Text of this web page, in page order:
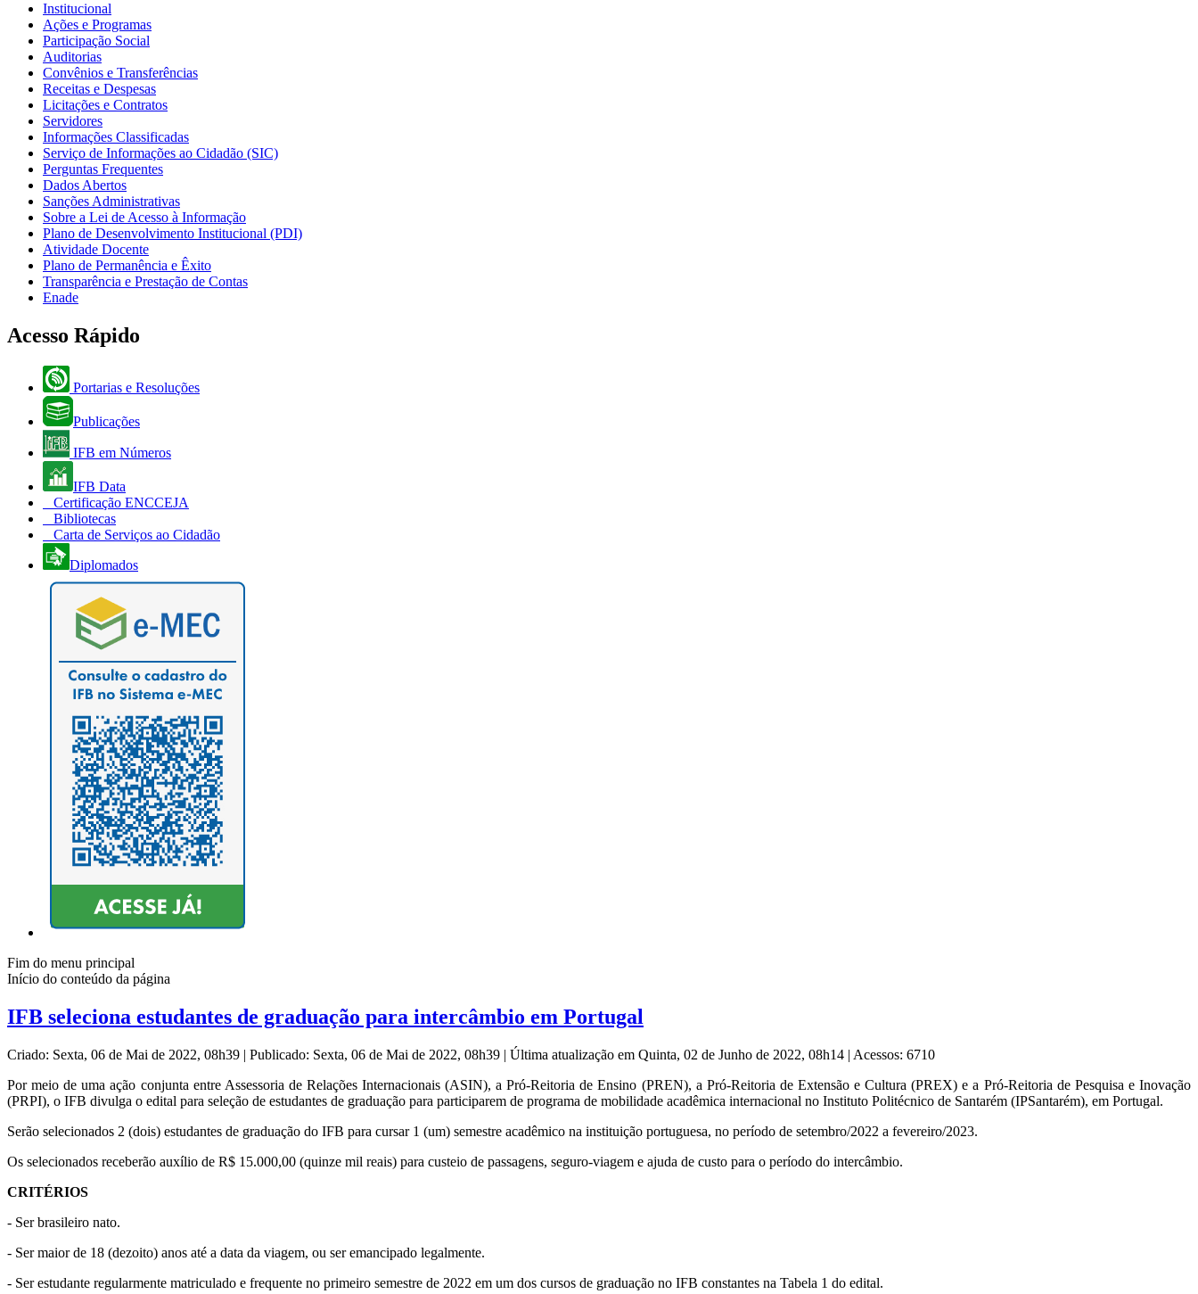
Institucional
Ações e Programas
Participação Social
Auditorias
Convênios e Transferências
Receitas e Despesas
Licitações e Contratos
Servidores
Informações Classificadas
Serviço de Informações ao Cidadão (SIC)
Perguntas Frequentes
Dados Abertos
Sanções Administrativas
Sobre a Lei de Acesso à Informação
Plano de Desenvolvimento Institucional (PDI)
Atividade Docente
Plano de Permanência e Êxito
Transparência e Prestação de Contas
Enade
Acesso Rápido
Portarias e Resoluções
Publicações
IFB em Números
IFB Data
Certificação ENCCEJA
Bibliotecas
Carta de Serviços ao Cidadão
Diplomados
Fim do menu principal
Início do conteúdo da página
IFB seleciona estudantes de graduação para intercâmbio em Portugal
Criado: Sexta, 06 de Mai de 2022, 08h39 | Publicado: Sexta, 06 de Mai de 2022, 08h39 | Última atualização em Quinta, 02 de Junho de 2022, 08h14 | Acessos: 6710
Por meio de uma ação conjunta entre Assessoria de Relações Internacionais (ASIN), a Pró-Reitoria de Ensino (PREN), a Pró-Reitoria de Extensão e Cultura (PREX) e a Pró-Reitoria de Pesquisa e Inovação
(PRPI), o IFB divulga o edital para seleção de estudantes de graduação para participarem de programa de mobilidade acadêmica internacional no Instituto Politécnico de Santarém (IPSantarém), em Portugal.
Serão selecionados 2 (dois) estudantes de graduação do IFB para cursar 1 (um) semestre acadêmico na instituição portuguesa, no período de setembro/2022 a fevereiro/2023.
Os selecionados receberão auxílio de R$ 15.000,00 (quinze mil reais) para custeio de passagens, seguro-viagem e ajuda de custo para o período do intercâmbio.
CRITÉRIOS
- Ser brasileiro nato.
- Ser maior de 18 (dezoito) anos até a data da viagem, ou ser emancipado legalmente.
- Ser estudante regularmente matriculado e frequente no primeiro semestre de 2022 em um dos cursos de graduação no IFB constantes na Tabela 1 do edital.